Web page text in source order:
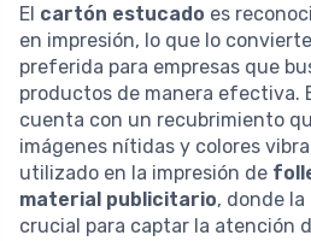
El cartón estucado es
en impresión, lo que lo
preferida para empresas que
productos de manera efectiva.
cuenta con un recubrimiento
imágenes nítidas y colores
utilizado en la impresión de
material publicitario, donde
crucial para captar la atención